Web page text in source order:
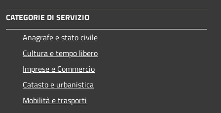
CATEGORIE DI SERVIZIO
Anagrafe e stato civile
Cultura e tempo libero
Imprese e Commercio
Catasto e urbanistica
Mobilità e trasporti